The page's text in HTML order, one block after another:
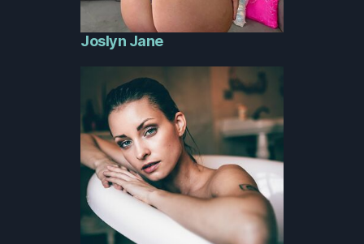
Joslyn Jane